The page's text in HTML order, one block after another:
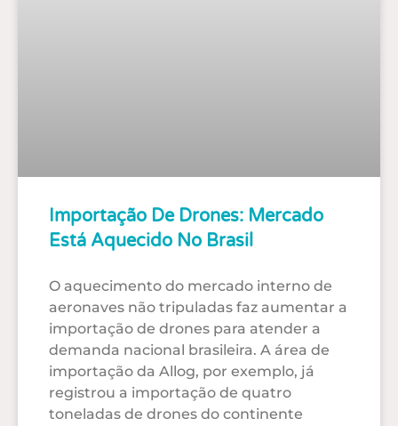
Importação De Drones: Mercado
Está Aquecido No Brasil
O aquecimento do mercado interno de
aeronaves não tripuladas faz aumentar a
importação de drones para atender a
demanda nacional brasileira. A área de
importação da Allog, por exemplo, já
registrou a importação de quatro
toneladas de drones do continente